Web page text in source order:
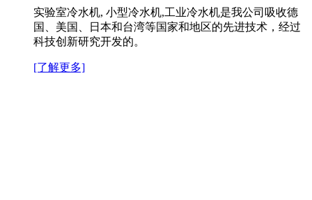
实验室冷水机, 小型冷水机,工业冷水机是我公司吸收德
国、美国、日本和台湾等国家和地区的先进技术，经过
科技创新研究开发的。
[了解更多]